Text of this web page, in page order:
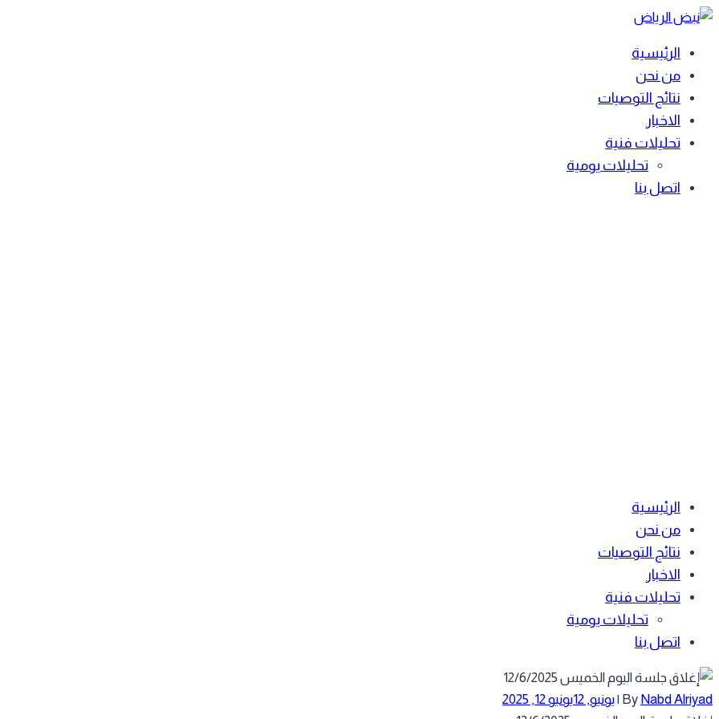
Skip
contentالرئيسية
من نحن
نتائج التوصيات
الاخبار
تحليلات فنية
تحليلات يومية
اتصل بنا
الرئيسية
من نحن
نتائج التوصيات
الاخبار
تحليلات فنية
تحليلات يومية
اتصل بنا
By Nabd Alriyad
|يونيو, 12
يونيو 12, 2025